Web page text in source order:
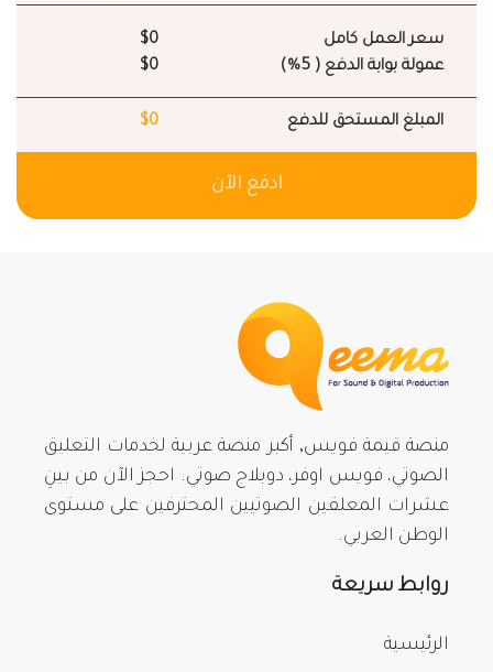
سعر العمل كامل
$0
عمولة بوابة الدفع ( 5%)
$0
المبلغ المستحق للدفع $0
ادفع الآن
منصة قيمة فويس, أكبر منصة عربية لخدمات التعليق
الصوتي، فويس اوفر، دوبلاج صوتي. احجز الآن من بينِ
عشرات المعلقين الصوتيين المحترفين على مستوى
الوطن العربي.
روابط سريعة
الرئيسية